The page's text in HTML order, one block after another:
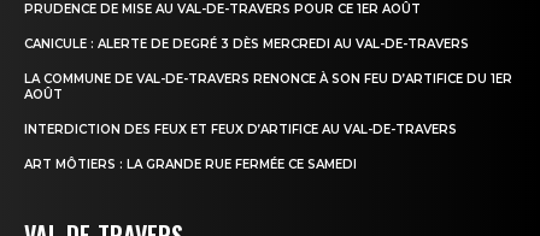
PRUDENCE DE MISE AU VAL-DE-TRAVERS POUR CE 1ER AOÛT
CANICULE : ALERTE DE DEGRÉ 3 DÈS MERCREDI AU VAL-DE-TRAVERS
LA COMMUNE DE VAL-DE-TRAVERS RENONCE À SON FEU D’ARTIFICE DU 1ER
AOÛT
INTERDICTION DES FEUX ET FEUX D’ARTIFICE AU VAL-DE-TRAVERS
ART MÔTIERS : LA GRANDE RUE FERMÉE CE SAMEDI